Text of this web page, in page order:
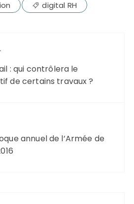
digital RH
: qui contrôlera le
de certains travaux ?
annuel de l’Armée de